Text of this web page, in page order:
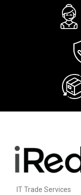
IT Trade Services